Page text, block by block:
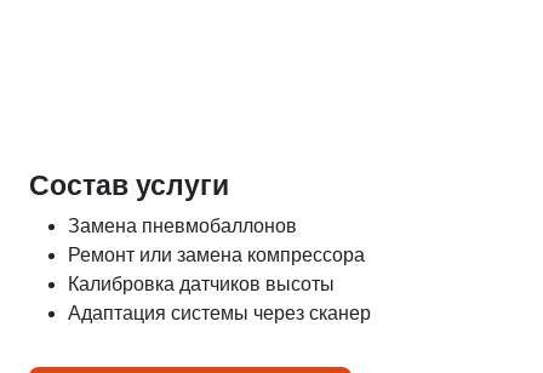
Состав услуги
Замена пневмобаллонов
Ремонт или замена компрессора
Калибровка датчиков высоты
Адаптация системы через сканер